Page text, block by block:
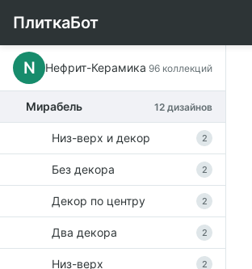
ПлиткаБот
N Нефрит-Керамика 96 коллекций
Мирабель 12 дизайнов
Низ-верх и декор 2
Без декора 2
Декор по центру 2
Два декора 2
Низ-верх 2